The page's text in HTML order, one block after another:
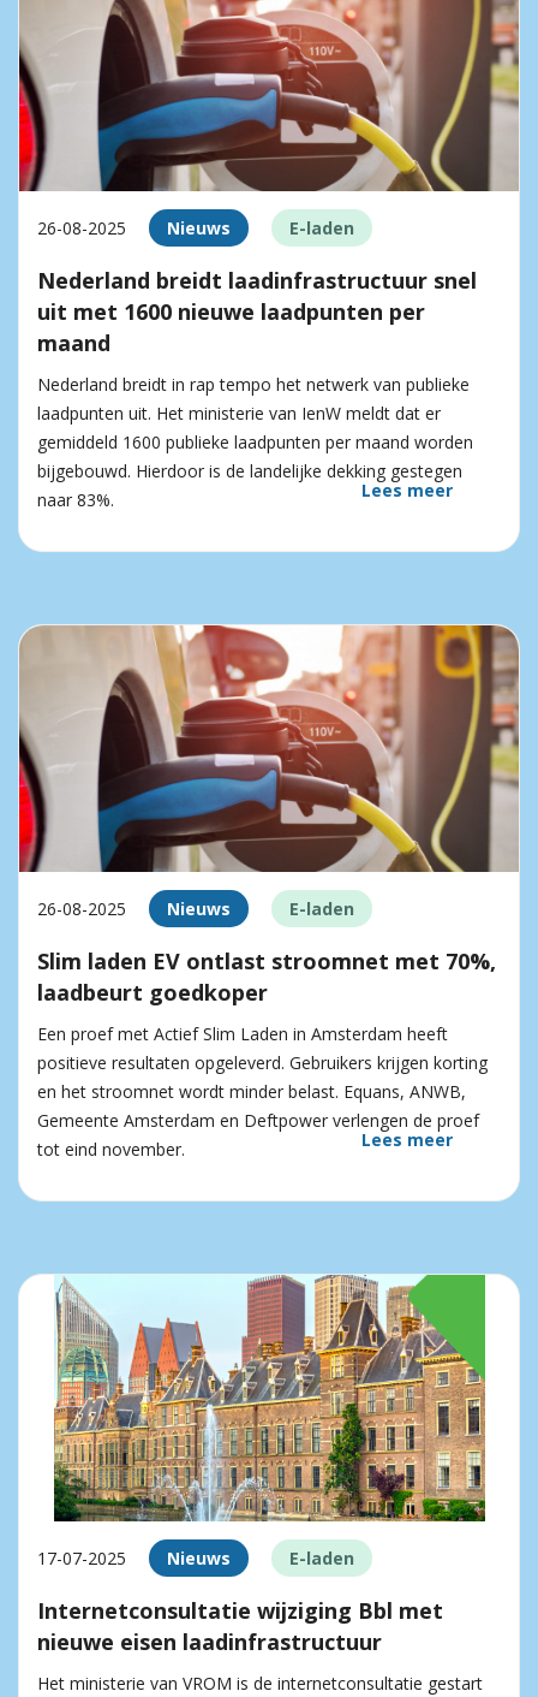
26-08-2025 Nieuws E-laden
Nederland breidt laadinfrastructuur snel
uit met 1600 nieuwe laadpunten per
maand
Nederland breidt in rap tempo het netwerk van publieke
laadpunten uit. Het ministerie van IenW meldt dat er
gemiddeld 1600 publieke laadpunten per maand worden
bijgebouwd. Hierdoor is de landelijke dekking gestegen
naar 83%.
Lees meer
26-08-2025 Nieuws E-laden
Slim laden EV ontlast stroomnet met 70%,
laadbeurt goedkoper
Een proef met Actief Slim Laden in Amsterdam heeft
positieve resultaten opgeleverd. Gebruikers krijgen korting
en het stroomnet wordt minder belast. Equans, ANWB,
Gemeente Amsterdam en Deftpower verlengen de proef
tot eind november.
Lees meer
17-07-2025 Nieuws E-laden
Internetconsultatie wijziging Bbl met
nieuwe eisen laadinfrastructuur
Het ministerie van VROM is de internetconsultatie gestart